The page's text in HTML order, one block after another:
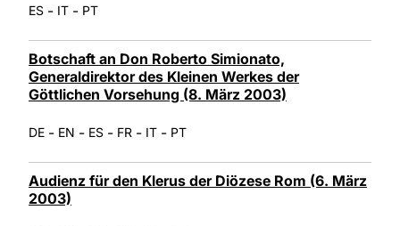
ES - IT - PT
Botschaft an Don Roberto Simionato,
Generaldirektor des Kleinen Werkes der
Göttlichen Vorsehung (8. März 2003)
DE - EN - ES - FR - IT - PT
Audienz für den Klerus der Diözese Rom (6. März
2003)